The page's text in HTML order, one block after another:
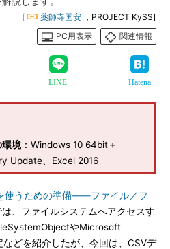
[ 薬師寺国安 ，PROJECT KySS]
PC用表示
関連情報
LINE Hatena
境：Windows 10 64bit＋
Update、Excel 2016
使うための準備――ファイル／フ
は、ファイルシステムへアクセスす
やMicrosoft
どを紹介したが、今回は、CSVデ